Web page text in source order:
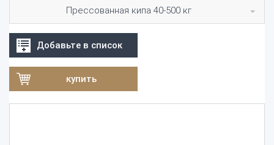
Прессованная кипа 40-500 кг
Добавьте в список
купить